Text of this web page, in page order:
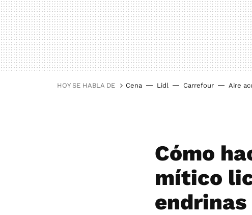
HOY SE HABLA DE Cena Lidl Carrefour Aire
Cómo
mítico
endrinas